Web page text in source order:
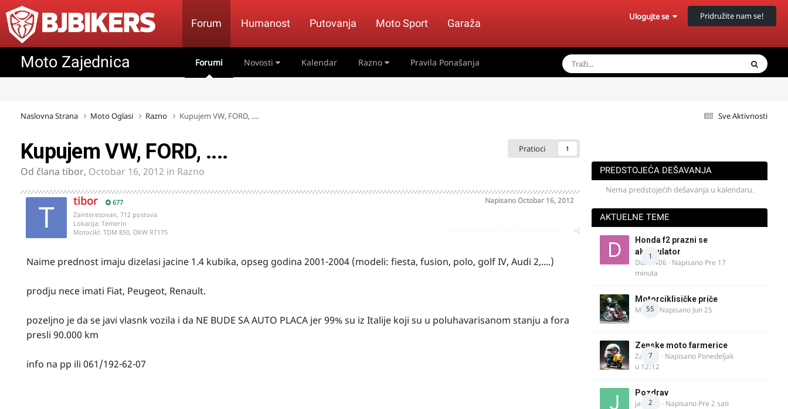
Forum Humanost Putovanja Moto Sport Garaža
Ulogujte se Pridružite nam se!
Moto Zajednica Forumi Novosti Kalendar Razno Pravila Ponašanja
Sve Aktivnosti
Naslovna Strana Moto Oglasi Razno Kupujem VW, FORD, ....
Pratioci 1
Kupujem VW, FORD, ....
Od člana tibor, Octobar 16, 2012 in Razno
tibor 677 NapisanoOctobar 16, 2012
Zainteresovan, 712 postova
Lokacija: Temerin
Motocikl: TDM 850, DKW RT175
Naime prednost imaju dizelasi jacine 1.4 kubika, opseg godina 2001-2004 (modeli: fiesta, fusion, polo, golf IV, Audi 2,....)
prodju nece imati Fiat, Peugeot, Renault.
pozeljno je da se javi vlasnk vozila i da NE BUDE SA AUTO PLACA jer 99% su iz Italije koji su u poluhavarisanom stanju a fora
presli 90.000 km
info na pp ili 061/192-62-07
PREDSTOJEĆA DEŠAVANJA
Nema predstojećih dešavanja u kalendaru.
AKTUELNE TEME
1
Honda f2 prazni se
akomulator
Dule1406 · Napisano Pre 17
minuta
55
Motorciklisičke priče
MIHO · Napisano Jun 25
7
Zenske moto farmerice
Zarkela · Napisano Ponedeljak
u 12:12
2
Pozdrav
jasminc · Napisano Pre 2 sati